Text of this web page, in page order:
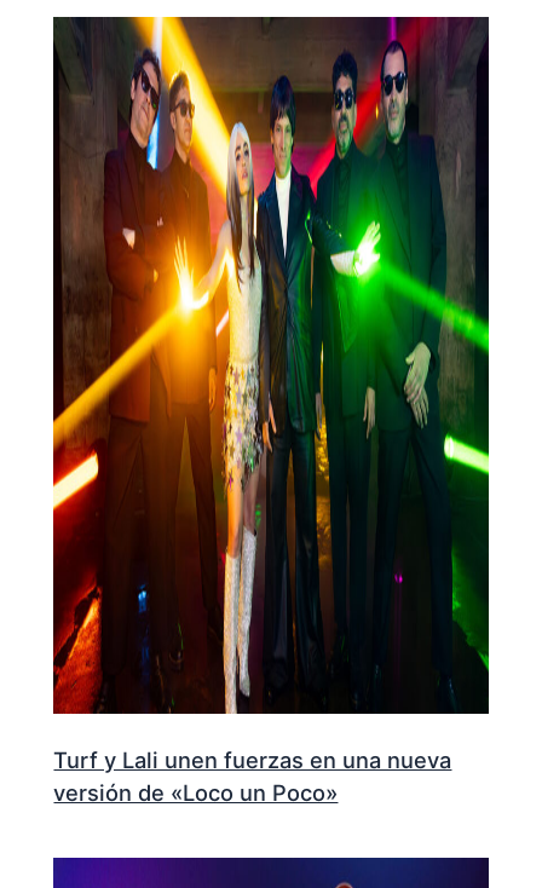
Turf y Lali unen fuerzas en una nueva
versión de «Loco un Poco»